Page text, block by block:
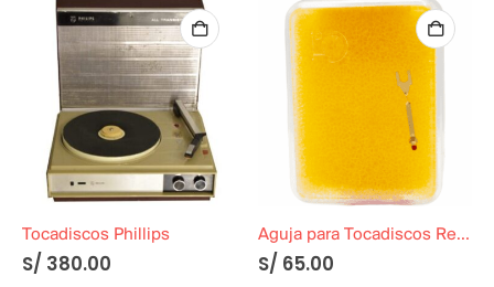
Tocadiscos Phillips
S/ 380.00
Aguja para Tocadiscos Reemplazo
S/ 65.00